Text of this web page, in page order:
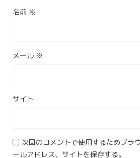
名前 ※
メール ※
サイト
次回のコメントで使用するためブラ
ールアドレス、サイトを保存する。